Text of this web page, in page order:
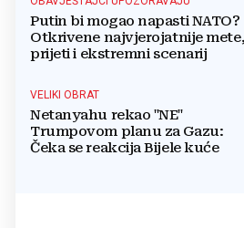
Putin bi mogao napasti NATO?
Otkrivene najvjerojatnije mete,
prijeti i ekstremni scenarij
VELIKI OBRAT
Netanyahu rekao "NE"
Trumpovom planu za Gazu:
Čeka se reakcija Bijele kuće